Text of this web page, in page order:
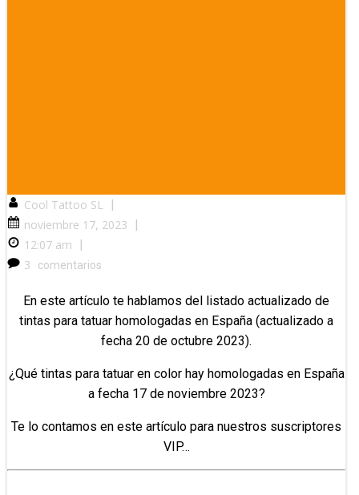
Cool Tattoo SL
|
noviembre 17, 2023
|
12:07 am
|
3
comentarios
En este artículo te hablamos del listado actualizado de
tintas para tatuar homologadas en España (actualizado a
fecha 20 de octubre 2023).
¿Qué tintas para tatuar en color hay homologadas en España
a fecha 17 de noviembre 2023?
Te lo contamos en este artículo para nuestros suscriptores
VIP…